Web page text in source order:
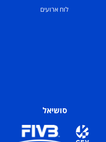
לוח ארועים
סושיאל